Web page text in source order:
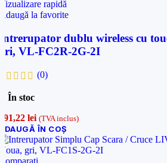
rapidă
la favorite
dublu wireless cu
VL-FC2R-2G-2I
(0)
În stoc
lei (TVA inclus)
ÎN COȘ